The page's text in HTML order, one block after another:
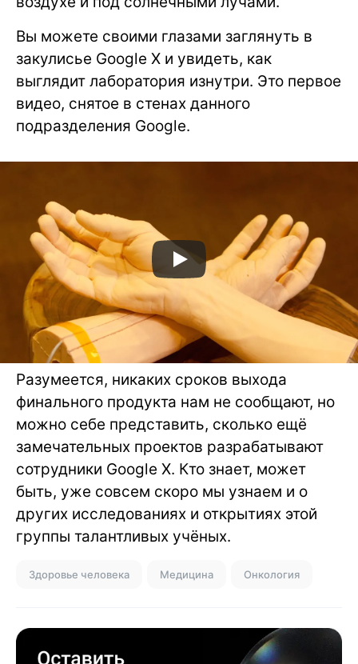
Вы можете своими глазами заглянуть в
закулисье Google X и увидеть, как
выглядит лаборатория изнутри. Это первое
видео, снятое в стенах данного
подразделения Google.
Разумеется, никаких сроков выхода
финального продукта нам не сообщают, но
можно себе представить, сколько ещё
замечательных проектов разрабатывают
сотрудники Google X. Кто знает, может
быть, уже совсем скоро мы узнаем и о
других исследованиях и открытиях этой
группы талантливых учёных.
Здоровье человека Медицина Онкология